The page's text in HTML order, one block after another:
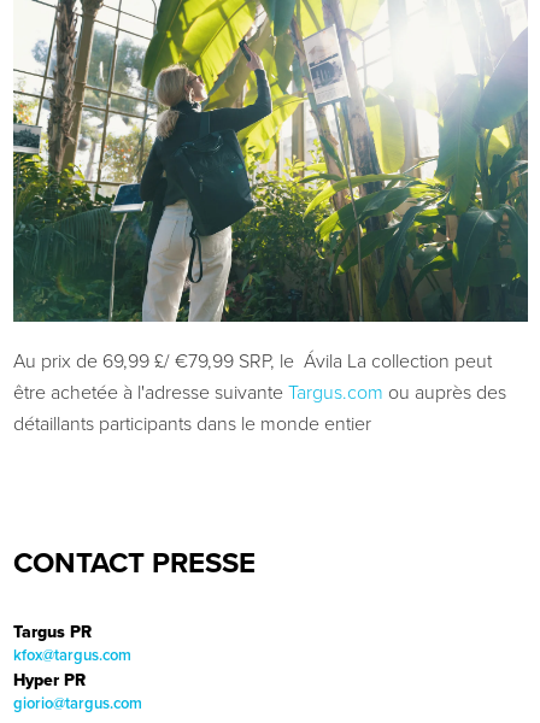
Au prix de 69,99 £/ €79,99 SRP, le Ávila La collection peut
être achetée à l'adresse suivante Targus.com ou auprès des
détaillants participants dans le monde entier
CONTACT PRESSE
Targus PR
kfox@targus.com
Hyper PR
giorio@targus.com